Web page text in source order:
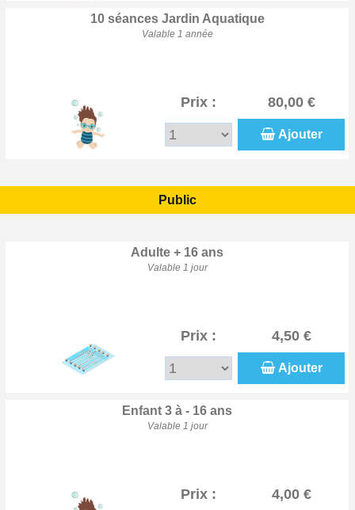
10 séances Jardin Aquatique
Valable 1 année
Prix : 80,00 €
Ajouter
Public
Adulte + 16 ans
Valable 1 jour
Prix : 4,50 €
Ajouter
Enfant 3 à - 16 ans
Valable 1 jour
Prix : 4,00 €